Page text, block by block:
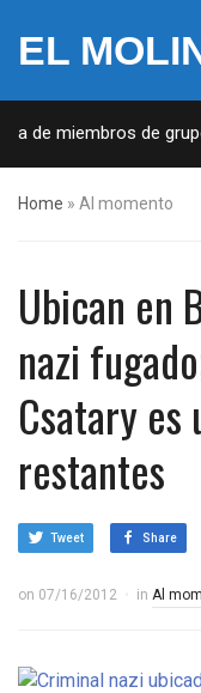
EL
de miembros de
Home » Al momento
Ubican en
nazi
Csatary es
restantes
Tweet Share
on 07/16/2012 in Al